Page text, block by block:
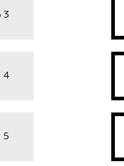
3
4
5